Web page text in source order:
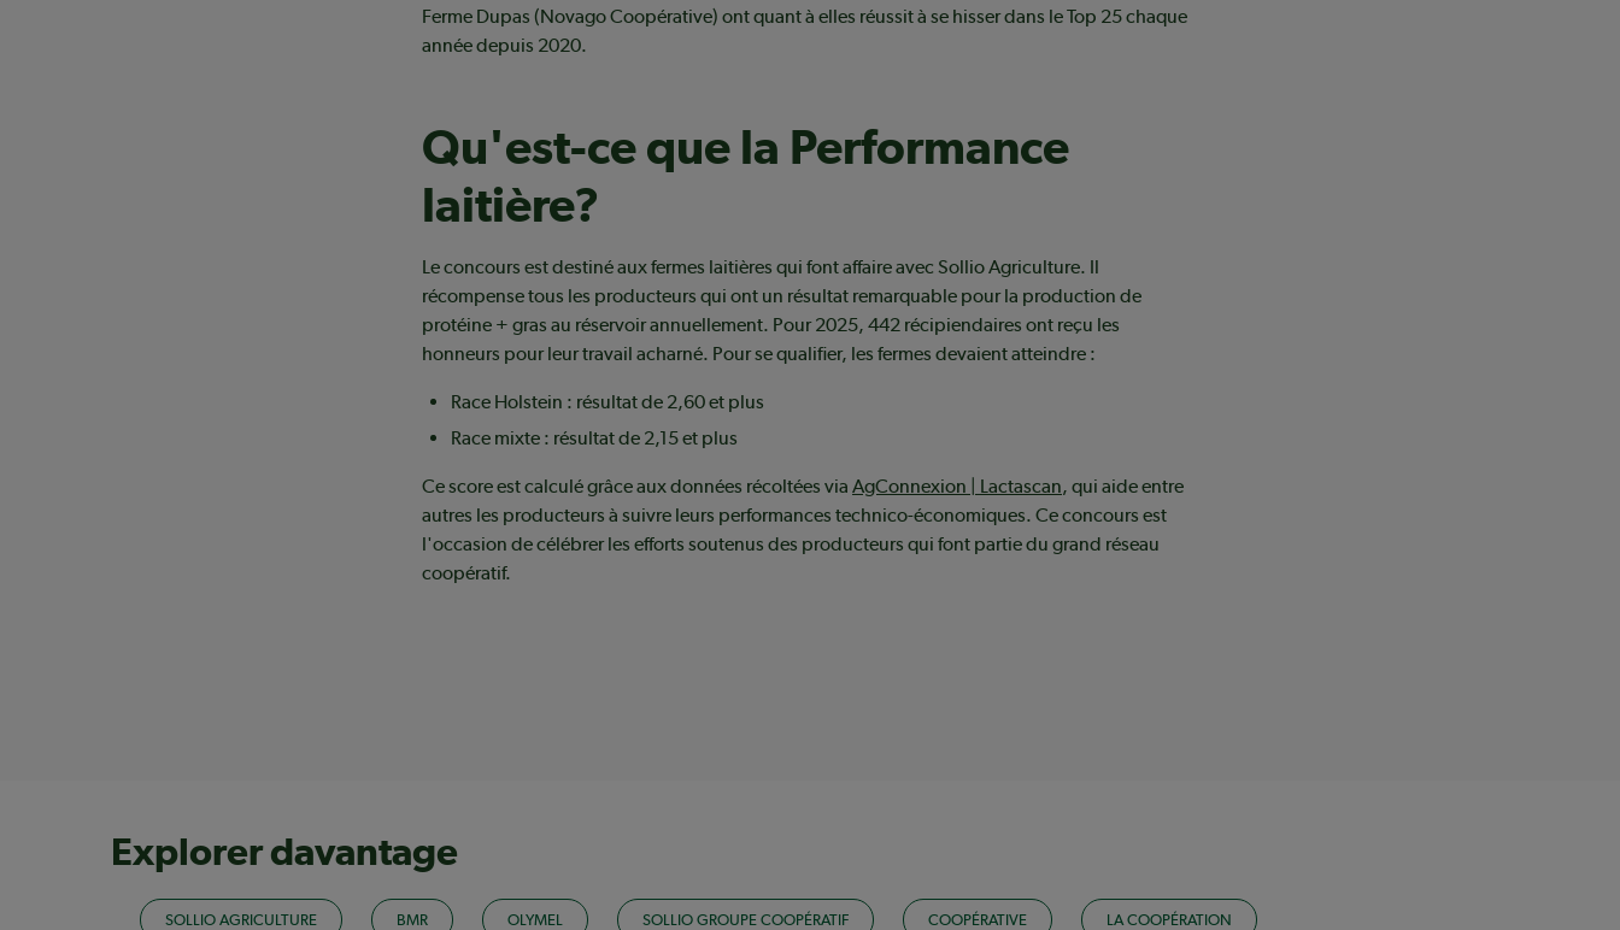
Ferme Dupas (Novago Coopérative) ont quant à elles réussit à se hisser dans le Top 25 chaque
année depuis 2020.
Qu'est-ce que la Performance
laitière?
Le concours est destiné aux fermes laitières qui font affaire avec Sollio Agriculture. Il
récompense tous les producteurs qui ont un résultat remarquable pour la production de
protéine + gras au réservoir annuellement. Pour 2025, 442 récipiendaires ont reçu les
honneurs pour leur travail acharné. Pour se qualifier, les fermes devaient atteindre :
Race Holstein : résultat de 2,60 et plus
Race mixte : résultat de 2,15 et plus
Ce score est calculé grâce aux données récoltées via AgConnexion | Lactascan, qui aide entre
autres les producteurs à suivre leurs performances technico-économiques. Ce concours est
l'occasion de célébrer les efforts soutenus des producteurs qui font partie du grand réseau
coopératif.
Explorer davantage
SOLLIO AGRICULTURE BMR OLYMEL SOLLIO GROUPE COOPÉRATIF COOPÉRATIVE LA COOPÉRATION